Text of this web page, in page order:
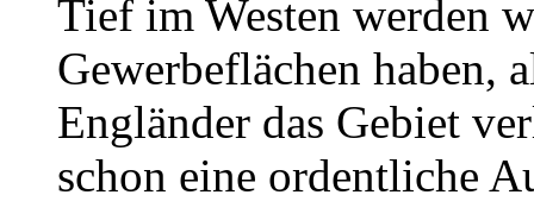
Tief im Westen werden
Gewerbeflächen haben,
Engländer das Gebiet
schon eine ordentliche